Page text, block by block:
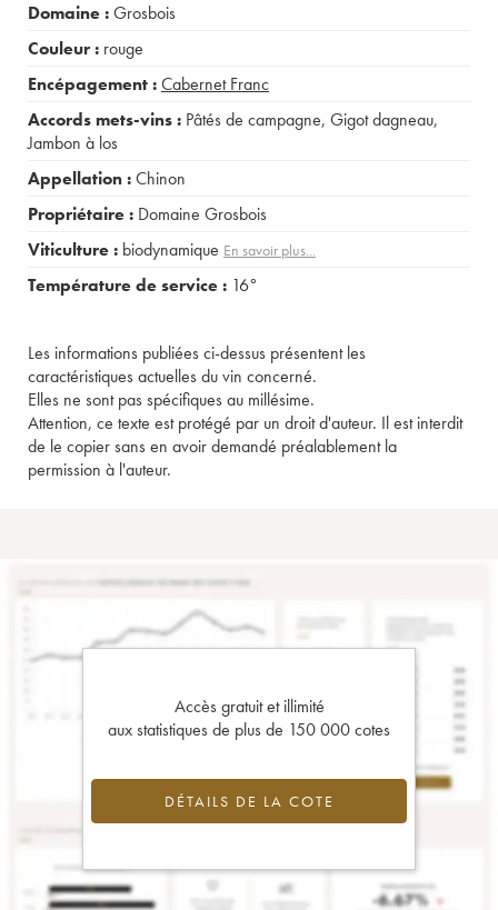
Domaine :Grosbois
Couleur : rouge
Encépagement :Cabernet Franc
Accords mets-vins : Pâtés de campagne, Gigot dagneau,
Jambon à los
Appellation :Chinon
Propriétaire : Domaine Grosbois
Viticulture : biodynamique En savoir plus...
Température de service : 16°
Les informations publiées ci-dessus présentent les
caractéristiques actuelles du vin concerné.
Elles ne sont pas spécifiques au millésime.
Attention, ce texte est protégé par un droit d'auteur. Il est interdit
de le copier sans en avoir demandé préalablement la
permission à l'auteur.
Accès gratuit et illimité
aux statistiques de plus de 150 000 cotes
DÉTAILS DE LA COTE